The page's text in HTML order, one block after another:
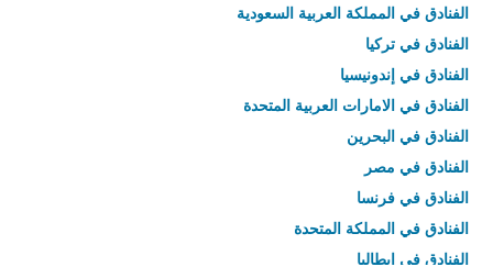
الفنادق في المملكة العربية السعودية
الفنادق في تركيا
الفنادق في إندونيسيا
الفنادق في الامارات العربية المتحدة
الفنادق في البحرين
الفنادق في مصر
الفنادق في فرنسا
الفنادق في المملكة المتحدة
الفنادق في إيطاليا